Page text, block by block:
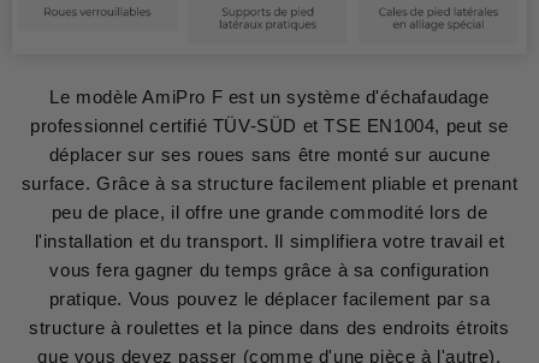
Le modèle AmiPro F est un système d'échafaudage
professionnel certifié TÜV-SÜD et TSE EN1004, peut se
déplacer sur ses roues sans être monté sur aucune
surface. Grâce à sa structure facilement pliable et prenant
peu de place, il offre une grande commodité lors de
l'installation et du transport. Il simplifiera votre travail et
vous fera gagner du temps grâce à sa configuration
pratique. Vous pouvez le déplacer facilement par sa
structure à roulettes et la pince dans des endroits étroits
que vous devez passer (comme d'une pièce à l'autre).